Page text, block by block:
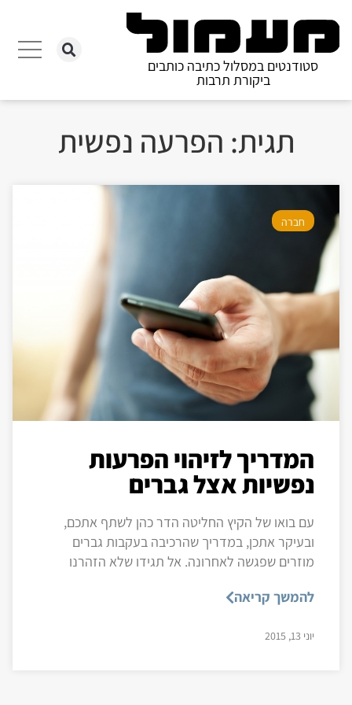
סטודנטים במסלול כתיבה כותבים
ביקורת תרבות
תגית: הפרעה נפשית
חברה
המדריך לזיהוי הפרעות
נפשיות אצל גברים
עם בואו של הקיץ החליטה הדר כהן לשתף אתכם,
ובעיקר אתכן, במדריך שהרכיבה בעקבות גברים
מוזרים שפגשה לאחרונה. אל תגידו שלא הזהרנו
להמשך קריאה
יוני 13, 2015